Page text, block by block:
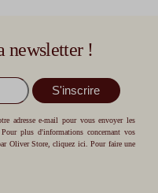
newsletter !
S'inscrire
adresse e-mail pour vous envoyer les
plus d'informations concernant vos
Oliver Store,cliquez ici . Pour faire une